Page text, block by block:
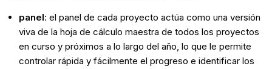
panel: el panel de cada proyecto actúa como una versión
viva de la hoja de cálculo maestra de todos los proyectos
en curso y próximos a lo largo del año, lo que le permite
controlar rápida y fácilmente el progreso e identificar los